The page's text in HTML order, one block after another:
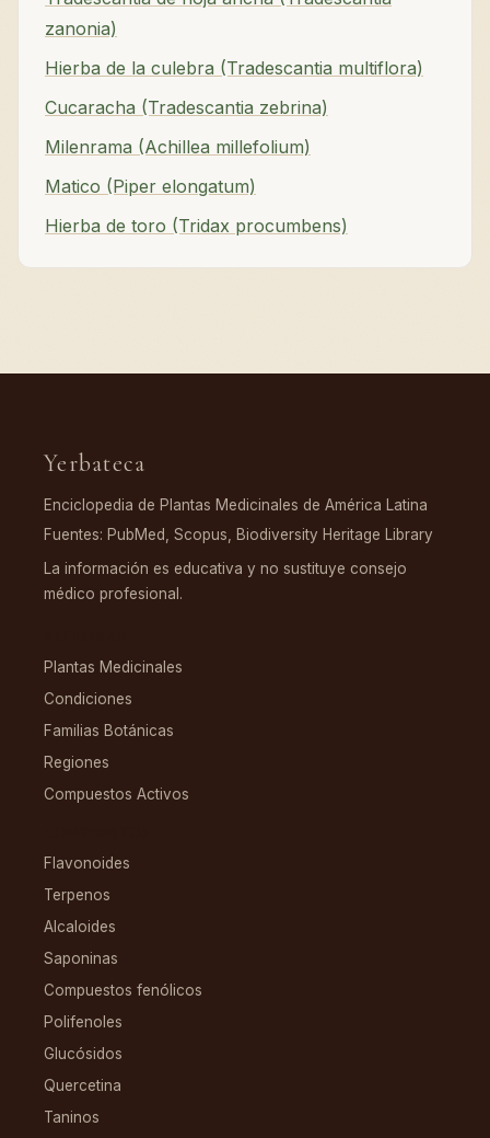
zanonia)
Hierba de la culebra (Tradescantia multiflora)
Cucaracha (Tradescantia zebrina)
Milenrama (Achillea millefolium)
Matico (Piper elongatum)
Hierba de toro (Tridax procumbens)
Yerbateca
Enciclopedia de Plantas Medicinales de América Latina
Fuentes: PubMed, Scopus, Biodiversity Heritage Library
La información es educativa y no sustituye consejo
médico profesional.
Plantas Medicinales
Condiciones
Familias Botánicas
Regiones
Compuestos Activos
Flavonoides
Terpenos
Alcaloides
Saponinas
Compuestos fenólicos
Polifenoles
Glucósidos
Quercetina
Taninos